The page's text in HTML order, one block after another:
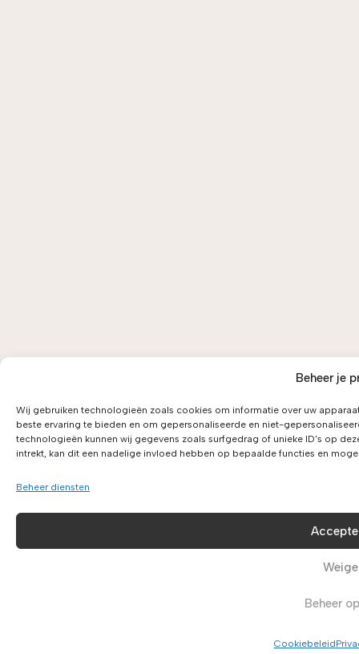
Beheer je
Wij gebruiken technologieën zoals cookies om informatie over uw
beste ervaring te bieden en om gepersonaliseerde en niet-
technologieën kunnen wij gegevens zoals surfgedrag of unieke ID's op
intrekt, kan dit een nadelige invloed hebben op bepaalde functies en
Beheer diensten
Beheer
Cookiebeleid